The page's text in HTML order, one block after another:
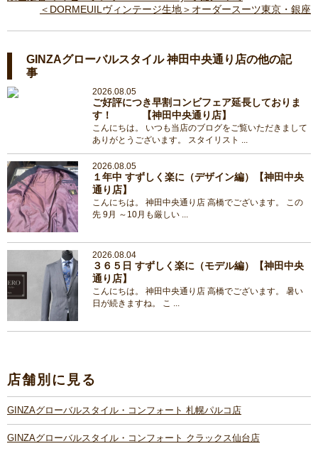
＜DORMEUILヴィンテージ生地＞オーダースーツ東京・銀座
GINZAグローバルスタイル 神田中央通り店の他の記
事
2026.08.05
ご好評につき早割コンビフェア延長しておりま
す！ 【神田中央通り店】
こんにちは。 いつも当店のブログをご覧いただきまして
ありがとうございます。 スタイリスト ...
2026.08.05
１年中 すずしく楽に（デザイン編）【神田中央
通り店】
こんにちは。 神田中央通り店 高橋でございます。 この
先 9月 ～10月も厳しい ...
2026.08.04
３６５日 すずしく楽に（モデル編）【神田中央
通り店】
こんにちは。 神田中央通り店 高橋でございます。 暑い
日が続きますね。 こ ...
店舗別に見る
GINZAグローバルスタイル・コンフォート 札幌パルコ店
GINZAグローバルスタイル・コンフォート クラックス仙台店